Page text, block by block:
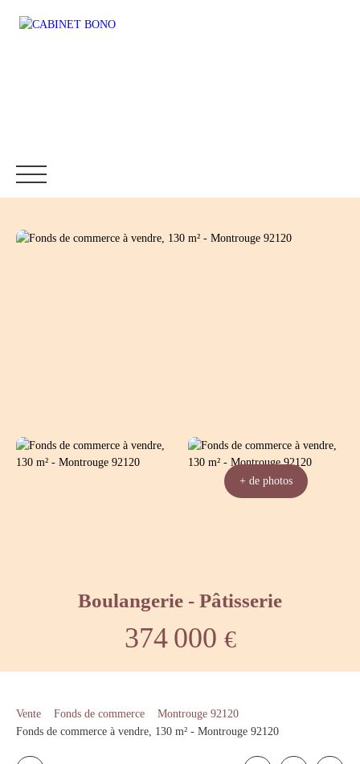
+ de photos
Boulangerie - Pâtisserie
374 000 €
Vente Fonds de commerce
Montrouge 92120
Fonds de commerce à vendre, 130 m² - Montrouge 92120